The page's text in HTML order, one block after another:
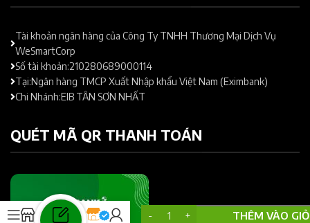
Tài khoản ngân hàng của Công Ty TNHH Thương Mại Dịch Vụ
WeSmartCorp
Số tài khoản:210280689000114
Tại:Ngân hàng TMCP Xuất Nhập khẩu Việt Nam (Eximbank)
Chi Nhánh:EIB TÂN SƠN NHẤT
QUÉT MÃ QR THANH TOÁN
Cây
55.000 THÊM VÀO